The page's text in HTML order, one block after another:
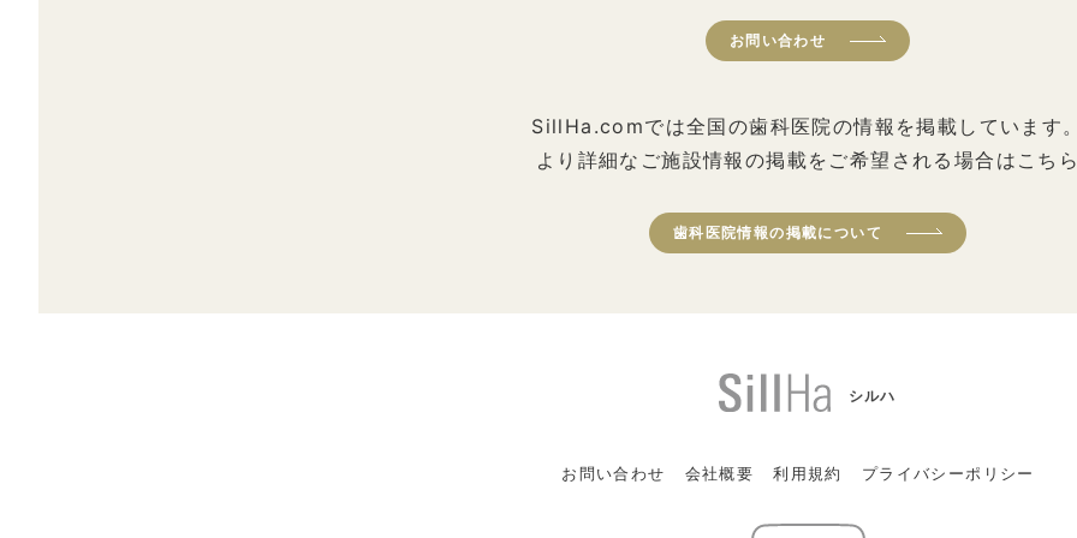
お問い合わせ
SillHa.comでは全国の歯科医院の情報を掲載しています
より詳細なご施設情報の掲載をご希望される場合はこち
歯科医院情報の掲載について
シルハ
お問い合わせ 会社概要 利用規約 プライバシーポリシー